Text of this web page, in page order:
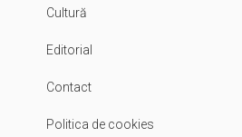
Cultură
Editorial
Contact
Politica de cookies